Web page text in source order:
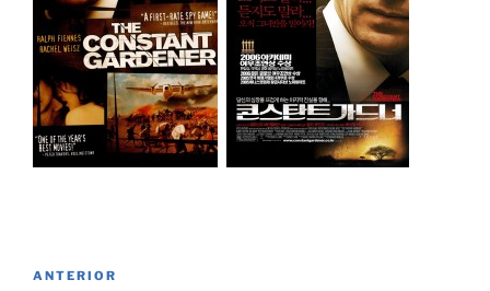
Entrada
ANTERIOR